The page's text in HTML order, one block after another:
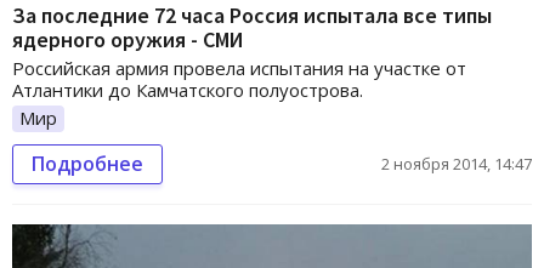
За последние 72 часа Россия испытала все типы
ядерного оружия - СМИ
Российская армия провела испытания на участке от
Атлантики до Камчатского полуострова.
Мир
Подробнее 2 ноября 2014, 14:47